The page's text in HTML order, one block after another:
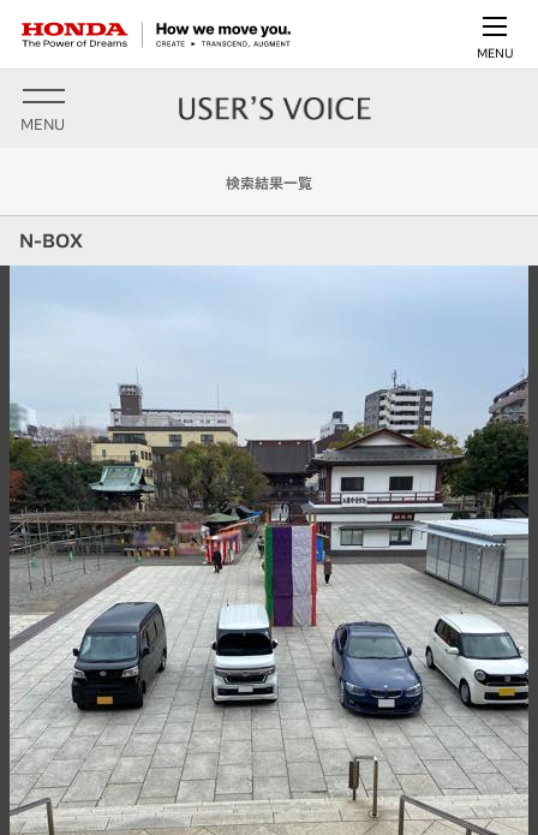
MENU
MENU
検索結果一覧
N-BOX